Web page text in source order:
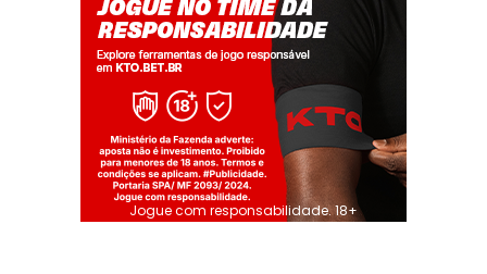
Jogue com responsabilidade. 18+